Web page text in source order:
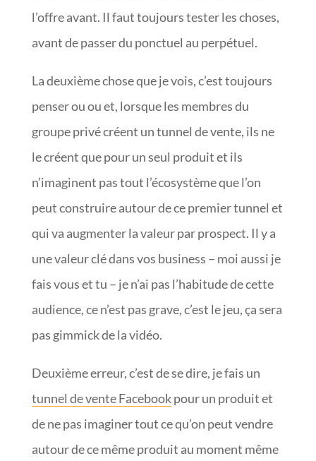
l’offre avant. Il faut toujours tester les choses,
avant de passer du ponctuel au perpétuel.
La deuxième chose que je vois, c’est toujours
penser ou ou et, lorsque les membres du
groupe privé créent un tunnel de vente, ils ne
le créent que pour un seul produit et ils
n’imaginent pas tout l’écosystème que l’on
peut construire autour de ce premier tunnel et
qui va augmenter la valeur par prospect. Il y a
une valeur clé dans vos business – moi aussi je
fais vous et tu – je n’ai pas l’habitude de cette
audience, ce n’est pas grave, c’est le jeu, ça sera
pas gimmick de la vidéo.
Deuxième erreur, c’est de se dire, je fais un
tunnel de vente Facebookpour un produit et
de ne pas imaginer tout ce qu’on peut vendre
autour de ce même produit au moment même